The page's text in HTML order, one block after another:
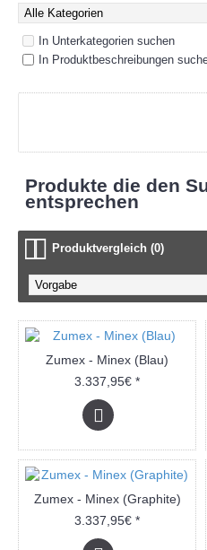
In Unterkategorien suchen
In Produktbeschreibungen
Produkte die den
entsprechen
Produktvergleich (0)
Zumex - Minex (Blau)
3.337,95€ *
Zumex - Minex (Graphite)
3.337,95€ *